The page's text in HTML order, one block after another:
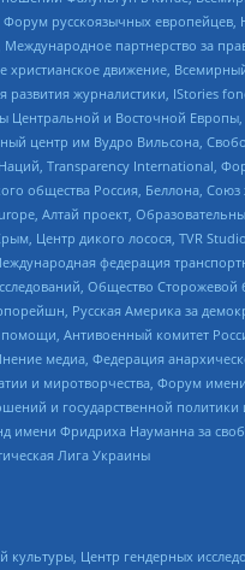
русскоязычных
партнерство за
движение,
журналистики, IStories
и Восточной
им Вудро Вильсона,
Transparеncy International,
общества Россия, Беллона,
Алтай проект,
Центр дикого лосося, TVR
федерация
Общество
Русская Америка за
Антивоенный комитет
медиа, Федерация
и миротворчества, Форум
и государственной
Фридриха Науманна за
Лига Украины
Центр гендерных